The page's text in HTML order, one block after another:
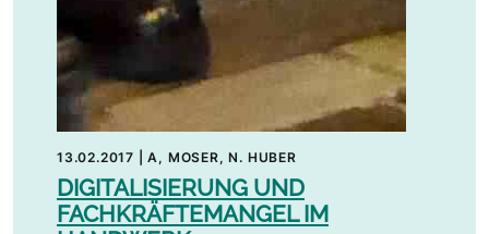
13.02.2017 |A, MOSER, N. HUBER
DIGITALISIERUNG UND
FACHKRÄFTEMANGEL IM